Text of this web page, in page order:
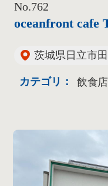
No.762
oceanfront cafe
茨城県日立市
カテゴリ： 飲食